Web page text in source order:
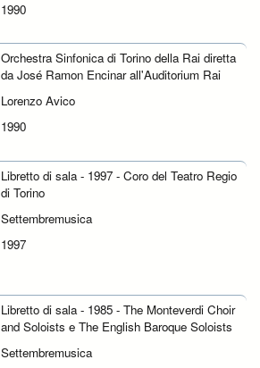
1990
Orchestra Sinfonica di Torino della Rai diretta
da José Ramon Encinar all'Auditorium Rai
Lorenzo Avico
1990
Libretto di sala - 1997 - Coro del Teatro Regio
di Torino
Settembremusica
1997
Libretto di sala - 1985 - The Monteverdi Choir
and Soloists e The English Baroque Soloists
Settembremusica